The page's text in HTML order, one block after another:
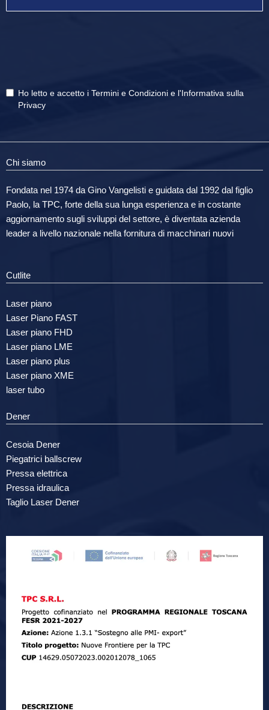
Ho letto e accetto i Termini e Condizioni e l'Informativa sulla
Privacy
Chi siamo
Fondata nel 1974 da Gino Vangelisti e guidata dal 1992 dal figlio
Paolo, la TPC, forte della sua lunga esperienza e in costante
aggiornamento sugli sviluppi del settore, è diventata azienda
leader a livello nazionale nella fornitura di macchinari nuovi
Cutlite
Laser piano
Laser Piano FAST
Laser piano FHD
Laser piano LME
Laser piano plus
Laser piano XME
laser tubo
Dener
Cesoia Dener
Piegatrici ballscrew
Pressa elettrica
Pressa idraulica
Taglio Laser Dener